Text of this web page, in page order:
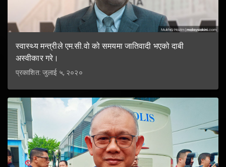
स्वास्थ्य मन्त्रीले एम.सी.वो को समयमा जातिवादी भएको दाबी
अस्वीकार गरे।
प्रकाशित: जुलाई ५, २०२०